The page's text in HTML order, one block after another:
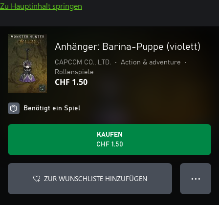
Zu Hauptinhalt springen
Anhänger: Barina-Puppe (violett)
CAPCOM CO., LTD. • Action & adventure
•
Rollenspiele
CHF 1.50
Benötigt ein Spiel
KAUFEN
CHF 1.50
ZUR WUNSCHLISTE HINZUFÜGEN ● ● ●